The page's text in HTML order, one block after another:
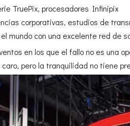
TruePix, procesadores Infinipix
corporativas, estudios de
mundo con una excelente red de
en los que el fallo no es una
pero la tranquilidad no tiene